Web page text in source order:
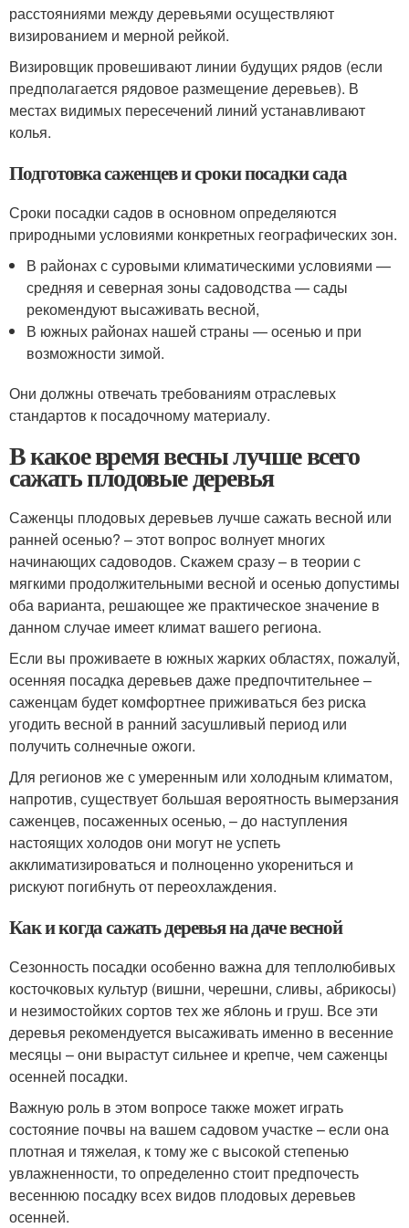
расстояниями между деревьями осуществляют
визированием и мерной рейкой.
Визировщик провешивают линии будущих рядов (если
предполагается рядовое размещение деревьев). В
местах видимых пересечений линий устанавливают
колья.
Подготовка саженцев и сроки посадки сада
Сроки посадки садов в основном определяются
природными условиями конкретных географических зон.
В районах с суровыми климатическими условиями —
средняя и северная зоны садоводства — сады
рекомендуют высаживать весной,
В южных районах нашей страны — осенью и при
возможности зимой.
Они должны отвечать требованиям отраслевых
стандартов к посадочному материалу.
В какое время весны лучше всего
сажать плодовые деревья
Саженцы плодовых деревьев лучше сажать весной или
ранней осенью? – этот вопрос волнует многих
начинающих садоводов. Скажем сразу – в теории с
мягкими продолжительными весной и осенью допустимы
оба варианта, решающее же практическое значение в
данном случае имеет климат вашего региона.
Если вы проживаете в южных жарких областях, пожалуй,
осенняя посадка деревьев даже предпочтительнее –
саженцам будет комфортнее приживаться без риска
угодить весной в ранний засушливый период или
получить солнечные ожоги.
Для регионов же с умеренным или холодным климатом,
напротив, существует большая вероятность вымерзания
саженцев, посаженных осенью, – до наступления
настоящих холодов они могут не успеть
акклиматизироваться и полноценно укорениться и
рискуют погибнуть от переохлаждения.
Как и когда сажать деревья на даче весной
Сезонность посадки особенно важна для теплолюбивых
косточковых культур (вишни, черешни, сливы, абрикосы)
и незимостойких сортов тех же яблонь и груш. Все эти
деревья рекомендуется высаживать именно в весенние
месяцы – они вырастут сильнее и крепче, чем саженцы
осенней посадки.
Важную роль в этом вопросе также может играть
состояние почвы на вашем садовом участке – если она
плотная и тяжелая, к тому же с высокой степенью
увлажненности, то определенно стоит предпочесть
весеннюю посадку всех видов плодовых деревьев
осенней.